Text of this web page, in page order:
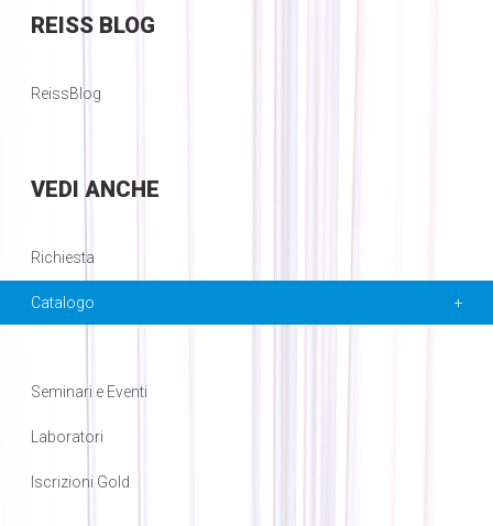
REISSBLOG
ReissBlog
VEDI ANCHE
Richiesta
Catalogo
Seminari e Eventi
Laboratori
Iscrizioni Gold